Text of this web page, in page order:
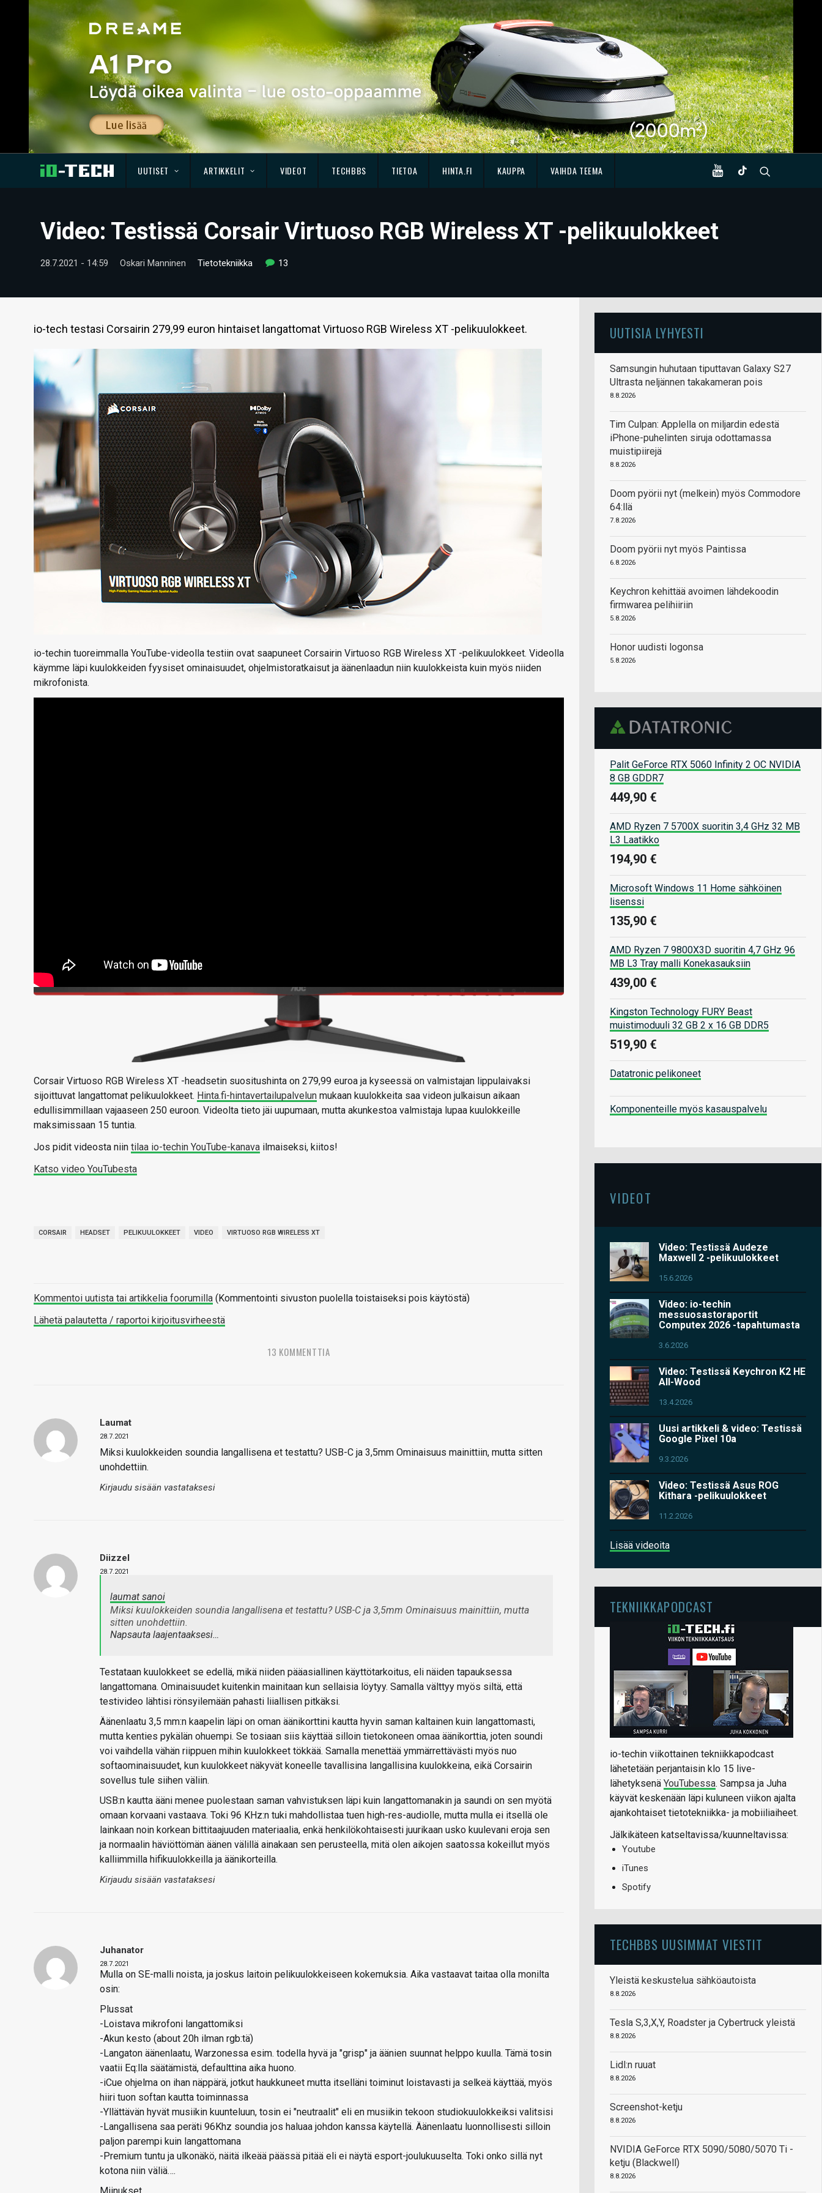
UUTISET ARTIKKELIT VIDEOT TECHBBS TIETOA HINTA.FI KAUPPA VAIHDA TEEMA
Video: Testissä Corsair Virtuoso RGB Wireless XT -pelikuulokkeet
28.7.2021 - 14:59 Oskari Manninen Tietotekniikka 13
io-tech testasi Corsairin 279,99 euron hintaiset langattomat Virtuoso RGB Wireless XT -pelikuulokkeet.
io-techin tuoreimmalla YouTube-videolla testiin ovat saapuneet Corsairin Virtuoso RGB Wireless XT -pelikuulokkeet. Videolla
käymme läpi kuulokkeiden fyysiset ominaisuudet, ohjelmistoratkaisut ja äänenlaadun niin kuulokkeista kuin myös niiden
mikrofonista.
Corsair Virtuoso RGB Wireless XT -headsetin suositushinta on 279,99 euroa ja kyseessä on valmistajan lippulaivaksi
sijoittuvat langattomat pelikuulokkeet. Hinta.fi-hintavertailupalvelun mukaan kuulokkeita saa videon julkaisun aikaan
edullisimmillaan vajaaseen 250 euroon. Videolta tieto jäi uupumaan, mutta akunkestoa valmistaja lupaa kuulokkeille
maksimissaan 15 tuntia.
Jos pidit videosta niin tilaa io-techin YouTube-kanava ilmaiseksi, kiitos!
Katso video YouTubesta
CORSAIR HEADSET PELIKUULOKKEET VIDEO VIRTUOSO RGB WIRELESS XT
Kommentoi uutista tai artikkelia foorumilla (Kommentointi sivuston puolella toistaiseksi pois käytöstä)
Lähetä palautetta / raportoi kirjoitusvirheestä
13 KOMMENTTIA
Laumat
28.7.2021
Miksi kuulokkeiden soundia langallisena et testattu? USB-C ja 3,5mm Ominaisuus mainittiin, mutta sitten
unohdettiin.
Kirjaudu sisään vastataksesi
Diizzel
28.7.2021
laumat sanoi
Miksi kuulokkeiden soundia langallisena et testattu? USB-C ja 3,5mm Ominaisuus mainittiin, mutta
sitten unohdettiin.
Napsauta laajentaaksesi…
Testataan kuulokkeet se edellä, mikä niiden pääasiallinen käyttötarkoitus, eli näiden tapauksessa
langattomana. Ominaisuudet kuitenkin mainitaan kun sellaisia löytyy. Samalla välttyy myös siltä, että
testivideo lähtisi rönsyilemään pahasti liiallisen pitkäksi.
Äänenlaatu 3,5 mm:n kaapelin läpi on oman äänikorttini kautta hyvin saman kaltainen kuin langattomasti,
mutta kenties pykälän ohuempi. Se tosiaan siis käyttää silloin tietokoneen omaa äänikorttia, joten soundi
voi vaihdella vähän riippuen mihin kuulokkeet tökkää. Samalla menettää ymmärrettävästi myös nuo
softaominaisuudet, kun kuulokkeet näkyvät koneelle tavallisina langallisina kuulokkeina, eikä Corsairin
sovellus tule siihen väliin.
USB:n kautta ääni menee puolestaan saman vahvistuksen läpi kuin langattomanakin ja saundi on sen myötä
omaan korvaani vastaava. Toki 96 KHz:n tuki mahdollistaa tuen high-res-audiolle, mutta mulla ei itsellä ole
lainkaan noin korkean bittitaajuuden materiaalia, enkä henkilökohtaisesti juurikaan usko kuulevani eroja sen
ja normaalin häviöttömän äänen välillä ainakaan sen perusteella, mitä olen aikojen saatossa kokeillut myös
kalliimmilla hifikuulokkeilla ja äänikorteilla.
Kirjaudu sisään vastataksesi
Juhanator
28.7.2021
Mulla on SE-malli noista, ja joskus laitoin pelikuulokkeiseen kokemuksia. Aika vastaavat taitaa olla monilta
osin:
Plussat
-Loistava mikrofoni langattomiksi
-Akun kesto (about 20h ilman rgb:tä)
-Langaton äänenlaatu, Warzonessa esim. todella hyvä ja "grisp" ja äänien suunnat helppo kuulla. Tämä tosin
vaatii Eq:lla säätämistä, defaulttina aika huono.
-iCue ohjelma on ihan näppärä, jotkut haukkuneet mutta itselläni toiminut loistavasti ja selkeä käyttää, myös
hiiri tuon softan kautta toiminnassa
-Yllättävän hyvät musiikin kuunteluun, tosin ei "neutraalit" eli en musiikin tekoon studiokuulokkeiksi valitsisi
-Langallisena saa peräti 96Khz soundia jos haluaa johdon kanssa käytellä. Äänenlaatu luonnollisesti silloin
paljon parempi kuin langattomana
-Premium tuntu ja ulkonäkö, näitä ilkeää päässä pitää eli ei näytä esport-joulukuuselta. Toki onko sillä nyt
kotona niin väliä….
UUTISIA LYHYESTI
Samsungin huhutaan tiputtavan Galaxy S27
Ultrasta neljännen takakameran pois
8.8.2026
Tim Culpan: Applella on miljardin edestä
iPhone-puhelinten siruja odottamassa
muistipiirejä
8.8.2026
Doom pyörii nyt (melkein) myös Commodore
64:llä
7.8.2026
Doom pyörii nyt myös Paintissa
6.8.2026
Keychron kehittää avoimen lähdekoodin
firmwarea pelihiiriin
5.8.2026
Honor uudisti logonsa
5.8.2026
Palit GeForce RTX 5060 Infinity 2 OC NVIDIA
8 GB GDDR7
449,90 €
AMD Ryzen 7 5700X suoritin 3,4 GHz 32 MB
L3 Laatikko
194,90 €
Microsoft Windows 11 Home sähköinen
lisenssi
135,90 €
AMD Ryzen 7 9800X3D suoritin 4,7 GHz 96
MB L3 Tray malli Konekasauksiin
439,00 €
Kingston Technology FURY Beast
muistimoduuli 32 GB 2 x 16 GB DDR5
519,90 €
Datatronic pelikoneet
Komponenteille myös kasauspalvelu
VIDEOT
Video: Testissä Audeze
Maxwell 2 -pelikuulokkeet
15.6.2026
Video: io-techin
messuosastoraportit
Computex 2026 -tapahtumasta
3.6.2026
Video: Testissä Keychron K2 HE
All-Wood
13.4.2026
Uusi artikkeli & video: Testissä
Google Pixel 10a
9.3.2026
Video: Testissä Asus ROG
Kithara -pelikuulokkeet
11.2.2026
Lisää videoita
TEKNIIKKAPODCAST
io-techin viikottainen tekniikkapodcast
lähetetään perjantaisin klo 15 live-
lähetyksenä YouTubessa. Sampsa ja Juha
käyvät keskenään läpi kuluneen viikon ajalta
ajankohtaiset tietotekniikka- ja mobiiliaiheet.
Jälkikäteen katseltavissa/kuunneltavissa:
Youtube
iTunes
Spotify
TECHBBS UUSIMMAT VIESTIT
Yleistä keskustelua sähköautoista
8.8.2026
Tesla S,3,X,Y, Roadster ja Cybertruck yleistä
8.8.2026
Lidl:n ruuat
8.8.2026
Screenshot-ketju
8.8.2026
NVIDIA GeForce RTX 5090/5080/5070 Ti -
ketju (Blackwell)
8.8.2026